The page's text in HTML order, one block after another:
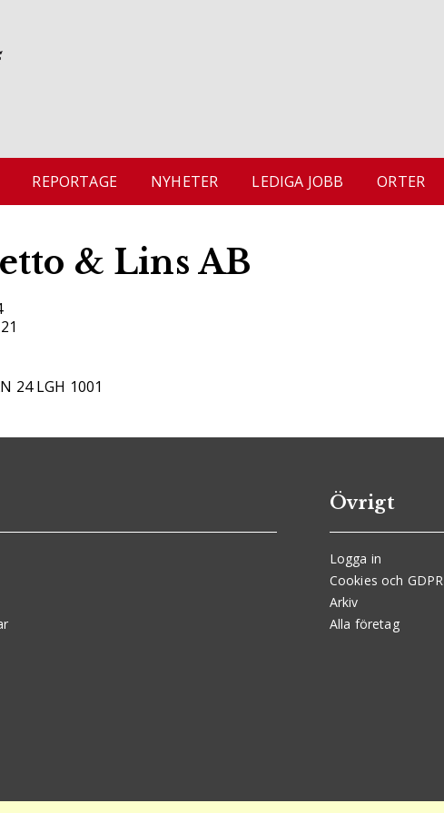
REPORTAGE NYHETER LEDIGA JOBB ORTER
& Lins AB
24 LGH 1001
Övrigt
Logga in
Cookies och GDPR
Arkiv
Alla företag